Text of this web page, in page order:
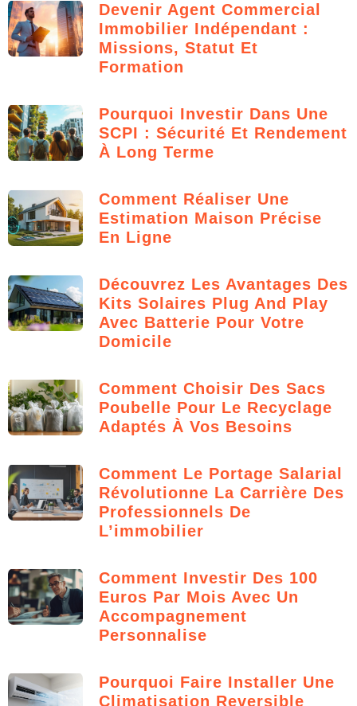
Devenir Agent Commercial
Immobilier Indépendant :
Missions, Statut Et
Formation
Pourquoi Investir Dans Une
SCPI : Sécurité Et Rendement
À Long Terme
Comment Réaliser Une
Estimation Maison Précise
En Ligne
Découvrez Les Avantages Des
Kits Solaires Plug And Play
Avec Batterie Pour Votre
Domicile
Comment Choisir Des Sacs
Poubelle Pour Le Recyclage
Adaptés À Vos Besoins
Comment Le Portage Salarial
Révolutionne La Carrière Des
Professionnels De
L’immobilier
Comment Investir Des 100
Euros Par Mois Avec Un
Accompagnement
Personnalise
Pourquoi Faire Installer Une
Climatisation Reversible